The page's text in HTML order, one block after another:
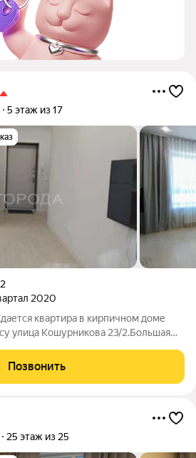
5 этаж из 17
2020
квартира в кирпичном доме
улица Кошурникова 23/2.Большая
парковка внутри двора.В
комфортного проживания
Позвонить
25 этаж из 25